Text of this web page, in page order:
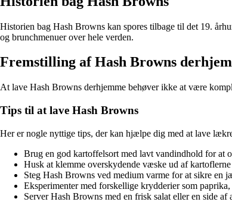
Historien bag Hash Browns kan spores tilbage til det 19.
og brunchmenuer over hele verden.
Fremstilling af Hash Browns
At lave Hash Browns derhjemme behøver ikke at være
Tips til at lave Hash Browns
Her er nogle nyttige tips, der kan hjælpe dig med at lave
Brug en god kartoffelsort med lavt vandindhold for at
Husk at klemme overskydende væske ud af
Steg Hash Browns ved medium varme for at sikre en
Eksperimenter med forskellige krydderier som
Server Hash Browns med en frisk salat eller en side